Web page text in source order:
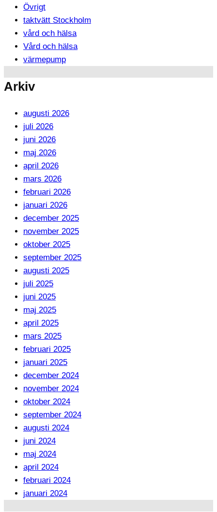
Övrigt
taktvätt Stockholm
vård och hälsa
Vård och hälsa
värmepump
Arkiv
augusti 2026
juli 2026
juni 2026
maj 2026
april 2026
mars 2026
februari 2026
januari 2026
december 2025
november 2025
oktober 2025
september 2025
augusti 2025
juli 2025
juni 2025
maj 2025
april 2025
mars 2025
februari 2025
januari 2025
december 2024
november 2024
oktober 2024
september 2024
augusti 2024
juni 2024
maj 2024
april 2024
februari 2024
januari 2024